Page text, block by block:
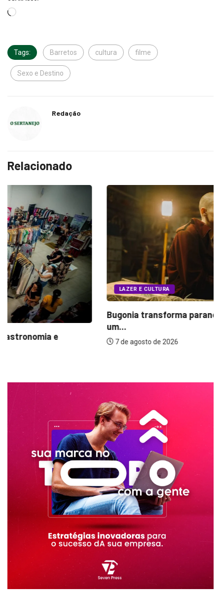
Tags: Barretos cultura filme
Sexo e Destino
Redação
Relacionado
LAZER E CULTURA
Bugonia transforma paranoia e conspiração em
um...
7 de agosto de 2026